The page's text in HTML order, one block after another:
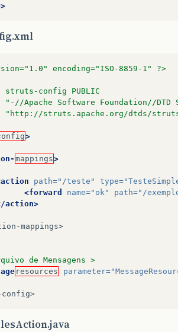
encoding="ISO-8859-1" ?>
struts-config PUBLIC
"-//Apache Software Foundation//DTD
"http://struts.apache.org/dtds/
>
­mappings>
path="/teste" type=
<forward
name="ok" path="/
action>
­mappings>
de Mensagens ­­>
­resources parameter=